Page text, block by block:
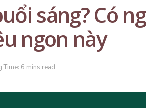
sáng? Có
ngon này
Time: 6 mins read